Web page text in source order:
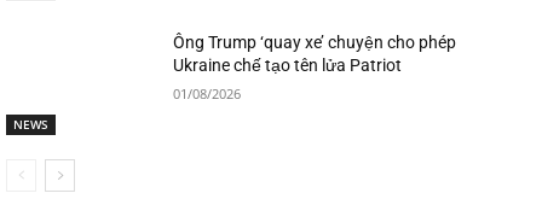
NEWS
Ông Trump ‘quay xe’ chuyện cho phép
Ukraine chế tạo tên lửa Patriot
01/08/2026